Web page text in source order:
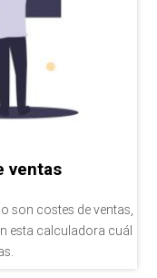
ventas
son costes de ventas,
esta calculadora cuál